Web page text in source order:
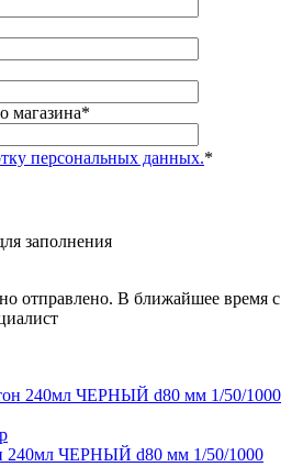
магазина*
персональных данных.*
заполнения
отправлено. В ближайшее время с
240мл ЧЕРНЫЙ d80 мм 1/50/1000